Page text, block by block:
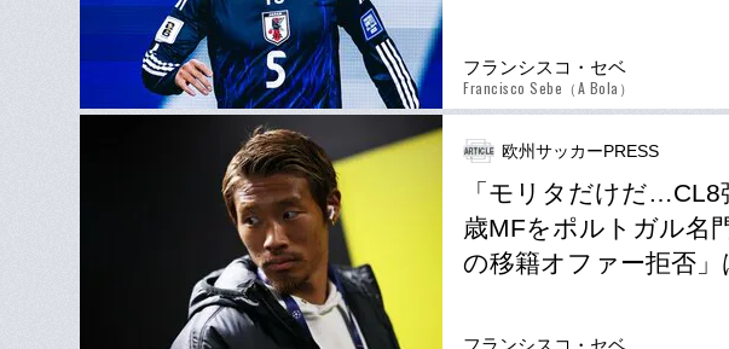
フランシスコ・セベ
Francisco Sebe（A Bola）
欧州サッカーPRESS
「モリタだけだ…CL8
歳MFをポルトガル名
の移籍オファー拒否」